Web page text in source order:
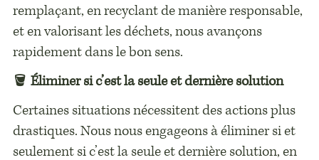
remplaçant, en recyclant de manière responsable,
et en valorisant les déchets, nous avançons
rapidement dans le bon sens.
🪣 Éliminer si c’est la seule et dernière solution
Certaines situations nécessitent des actions plus
drastiques. Nous nous engageons à éliminer si et
seulement si c’est la seule et dernière solution, en